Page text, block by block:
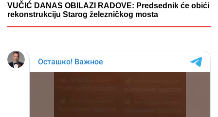
VUČIĆ DANAS OBILAZI RADOVE: Predsednik će obići
rekonstrukciju Starog železničkog mosta